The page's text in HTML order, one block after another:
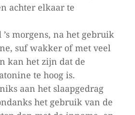
achter elkaar te
morgens, na het gebruik
suf wakker of met veel
kan het zijn dat de
te hoog is.
aan het slaapgedrag
het gebruik van de